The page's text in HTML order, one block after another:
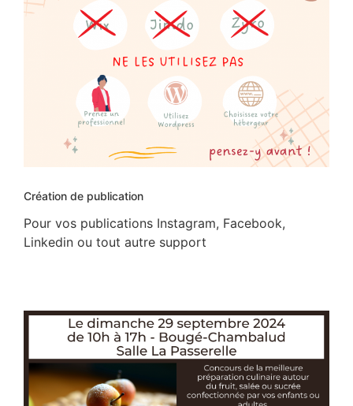
Création de publication
Pour vos publications Instagram, Facebook,
Linkedin ou tout autre support